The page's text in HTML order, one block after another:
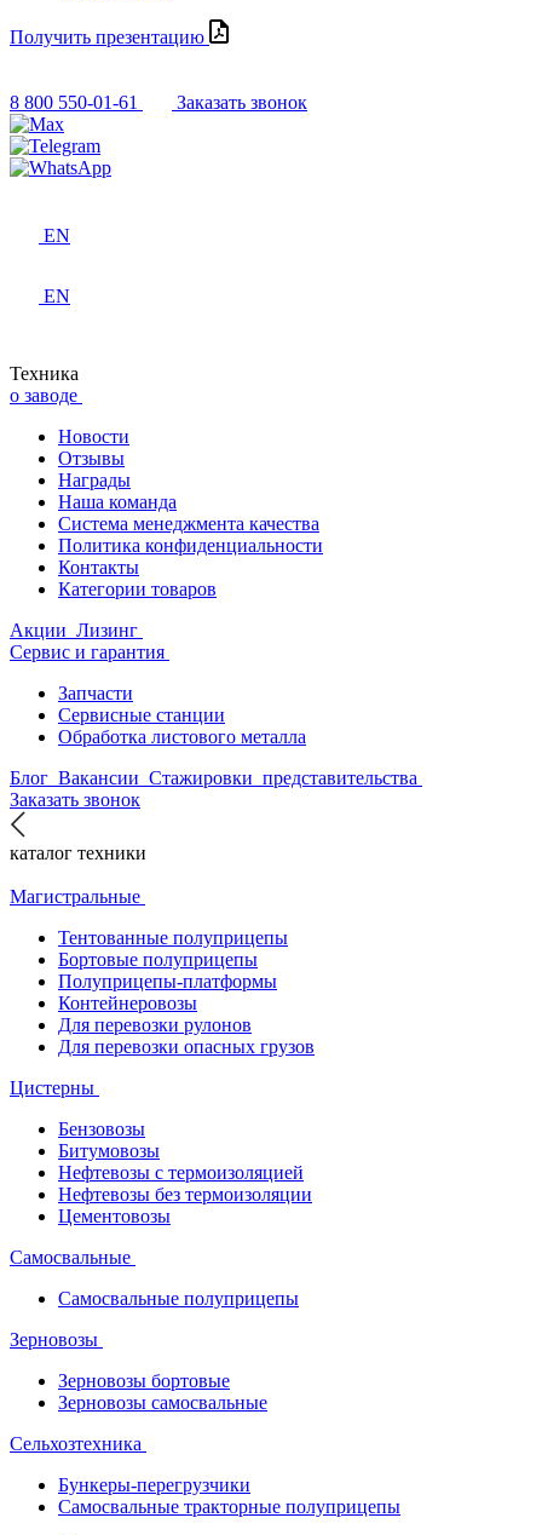
Получить презентацию
8 800 550-01-61 Заказать звонок
EN
EN
Техника
о заводе
Новости
Отзывы
Награды
Наша команда
Система менеджмента качества
Политика конфиденциальности
Контакты
Категории товаров
Акции Лизинг
Сервис и гарантия
Запчасти
Сервисные станции
Обработка листового металла
Блог Вакансии Стажировки представительства
Заказать звонок
каталог техники
Магистральные
Тентованные полуприцепы
Бортовые полуприцепы
Полуприцепы-платформы
Контейнеровозы
Для перевозки рулонов
Для перевозки опасных грузов
Цистерны
Бензовозы
Битумовозы
Нефтевозы с термоизоляцией
Нефтевозы без термоизоляции
Цементовозы
Самосвальные
Самосвальные полуприцепы
Зерновозы
Зерновозы бортовые
Зерновозы самосвальные
Сельхозтехника
Бункеры-перегрузчики
Самосвальные тракторные полуприцепы